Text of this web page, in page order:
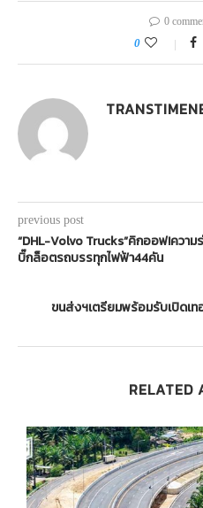
0
0
previous post
“DHL-Volvo Trucks”คิกออฟ!ควา
บิ๊กล็อตรถบรรทุกไฟฟ้า44คัน
ขนส่งฯเตรียมพร้อมรับเปิดเ
RELATED